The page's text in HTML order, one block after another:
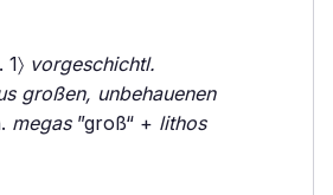
1〉 vorgeschichtl.
großen, unbehauenen
megas”groß“ + lithos